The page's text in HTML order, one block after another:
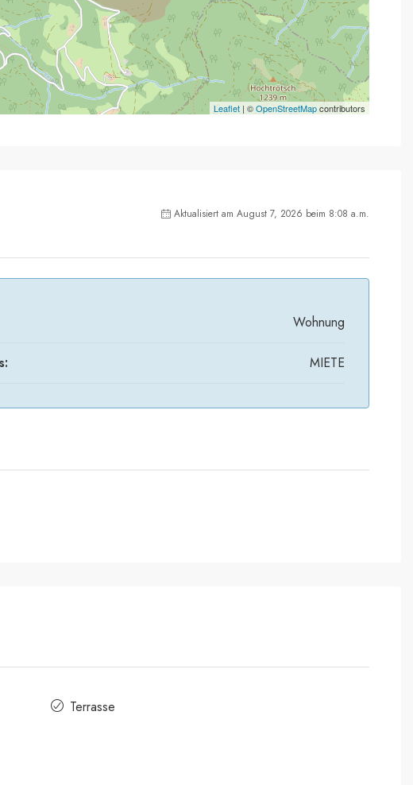
Leaflet | ©OpenStreetMapcontributors
Aktualisiert am August 7, 2026 beim 8:08 a.m.
Wohnung
MIETE
Terrasse